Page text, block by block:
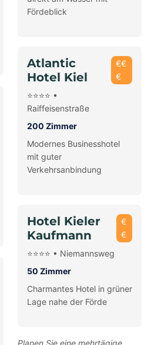
Fördeblick
Atlantic
Hotel Kiel
⭐⭐⭐⭐ •
Raiffeisenstraße
€€
€
200 Zimmer
Modernes Businesshotel
mit guter
Verkehrsanbindung
Hotel Kieler
Kaufmann
⭐⭐⭐⭐ • Niemannsweg
€
€
50 Zimmer
Charmantes Hotel in grüner
Lage nahe der Förde
Planen Sie eine mehrtägige